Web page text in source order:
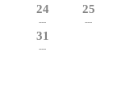
24
---
25
---
31
---